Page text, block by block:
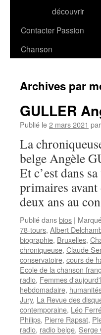
découvrir
Contacter Passion
Chanson
Archives par
GULLER
Publié le2 mars 2021 par
La
belge Angèle
Et c’est dans
primaires avant
deux ans au
Publié dansbios |
78-tours, Albert
biographie, Bruxelles,
chroniqueuse, Claude
conservatoire, cours de
Ecole de la chanson
radio, Femmes
hebdomadaire,
Jury, La Revue des
contemporaine, Léo
Philips, Pierre Rapsat,
radio, radio belge, Serge